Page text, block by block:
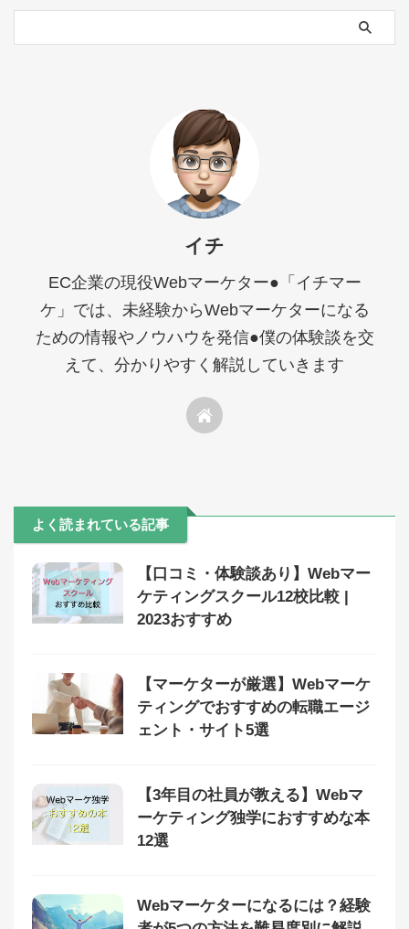
イチ
EC企業の現役Webマーケター●「イチマー
ケ」では、未経験からWebマーケターになる
ための情報やノウハウを発信●僕の体験談を交
えて、分かりやすく解説していきます
よく読まれている記事
【口コミ・体験談あり】Webマー
ケティングスクール12校比較 |
2023おすすめ
【マーケターが厳選】Webマーケ
ティングでおすすめの転職エージ
ェント・サイト5選
【3年目の社員が教える】Webマ
ーケティング独学におすすめな本
12選
Webマーケターになるには？経験